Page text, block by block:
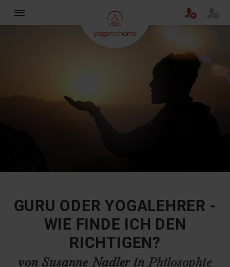
GURU ODER YOGALEHRER -
WIE FINDE ICH DEN
RICHTIGEN?
von Susanne Nadler inPhilosophie
×